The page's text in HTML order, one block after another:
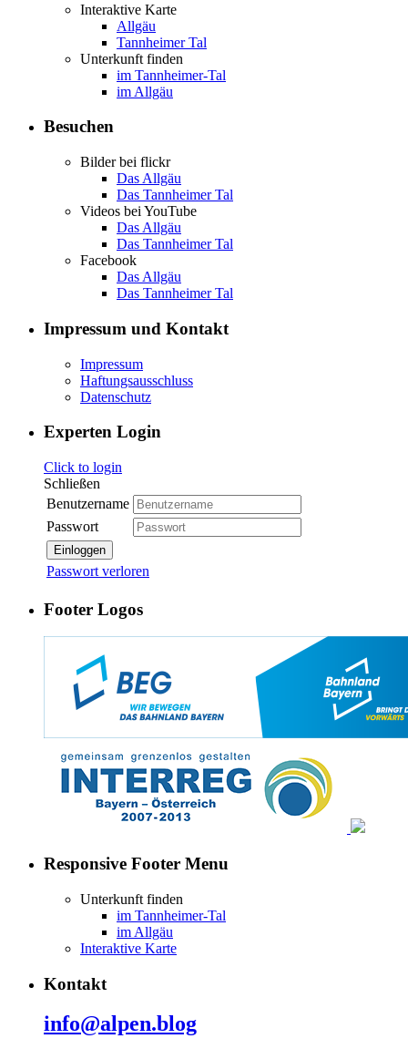
Interaktive Karte
Allgäu
Tannheimer Tal
Unterkunft finden
im Tannheimer-Tal
im Allgäu
Besuchen
Bilder bei flickr
Das Allgäu
Das Tannheimer Tal
Videos bei YouTube
Das Allgäu
Das Tannheimer Tal
Facebook
Das Allgäu
Das Tannheimer Tal
Impressum und Kontakt
Impressum
Haftungsausschluss
Datenschutz
Experten Login
Click to login
Schließen
Benutzername
Passwort
Einloggen
Passwort verloren
Footer Logos
Responsive Footer Menu
Unterkunft finden
im Tannheimer-Tal
im Allgäu
Interaktive Karte
Kontakt
info@alpen.blog